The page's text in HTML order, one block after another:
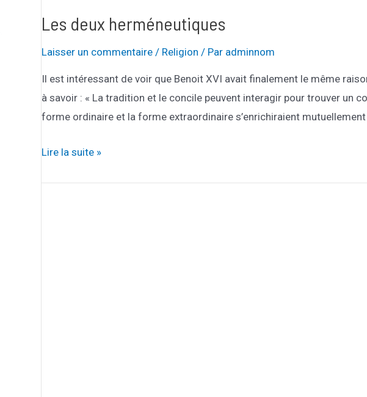
des
naissances
:
le
lien
est
Les deux herméneutiques
Laisser un commentaire / Religion / Par adminnom
Il est intéressant de voir que Benoit XVI avait finalement le même
à savoir : « La tradition et le concile peuvent interagir pour trouver un
forme ordinaire et la forme extraordinaire s’enrichiraient
Les
Lire la suite »